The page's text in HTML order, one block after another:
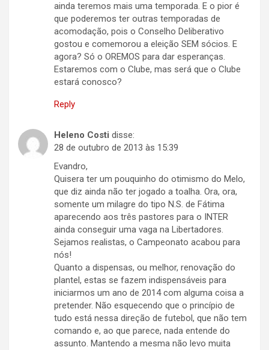
ainda teremos mais uma temporada. E o pior é
que poderemos ter outras temporadas de
acomodação, pois o Conselho Deliberativo
gostou e comemorou a eleição SEM sócios. E
agora? Só o OREMOS para dar esperanças.
Estaremos com o Clube, mas será que o Clube
estará conosco?
Reply
Heleno Costi disse:
28 de outubro de 2013 às 15:39
Evandro,
Quisera ter um pouquinho do otimismo do Melo,
que diz ainda não ter jogado a toalha. Ora, ora,
somente um milagre do tipo N.S. de Fátima
aparecendo aos três pastores para o INTER
ainda conseguir uma vaga na Libertadores.
Sejamos realistas, o Campeonato acabou para
nós!
Quanto a dispensas, ou melhor, renovação do
plantel, estas se fazem indispensáveis para
iniciarmos um ano de 2014 com alguma coisa a
pretender. Não esquecendo que o princípio de
tudo está nessa direção de futebol, que não tem
comando e, ao que parece, nada entende do
assunto. Mantendo a mesma não levo muita